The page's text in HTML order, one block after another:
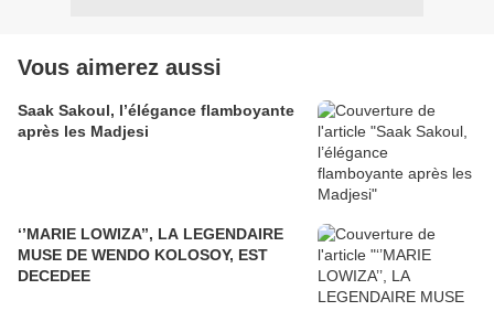
Vous aimerez aussi
Saak Sakoul, l’élégance flamboyante
après les Madjesi
‘’MARIE LOWIZA’’, LA LEGENDAIRE
MUSE DE WENDO KOLOSOY, EST
DECEDEE